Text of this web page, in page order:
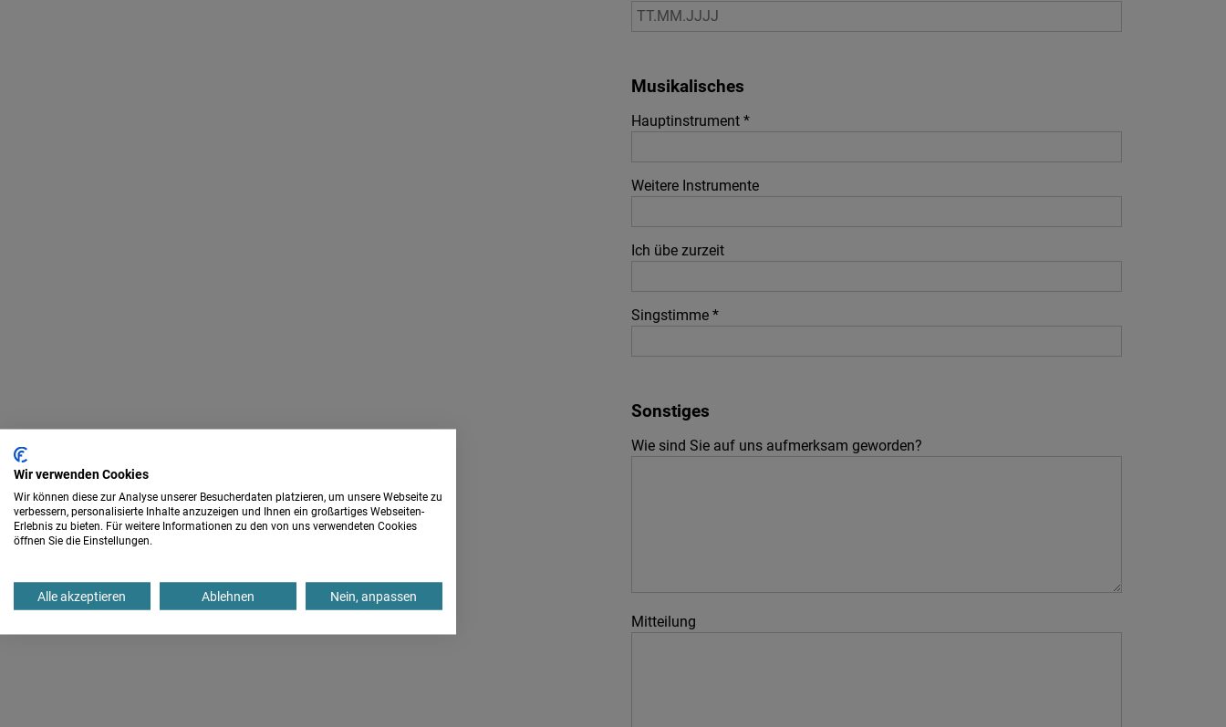
Musikalisches
Hauptinstrument *
Weitere Instrumente
Ich übe zurzeit
Singstimme *
Sonstiges
Wie sind Sie auf uns aufmerksam geworden?
Mitteilung
Wir verwenden Cookies
Wir können diese zur Analyse unserer Besucherdaten platzieren, um unsere Webseite zu
verbessern, personalisierte Inhalte anzuzeigen und Ihnen ein großartiges Webseiten-
Erlebnis zu bieten. Für weitere Informationen zu den von uns verwendeten Cookies
öffnen Sie die Einstellungen.
Alle akzeptieren Ablehnen Nein, anpassen